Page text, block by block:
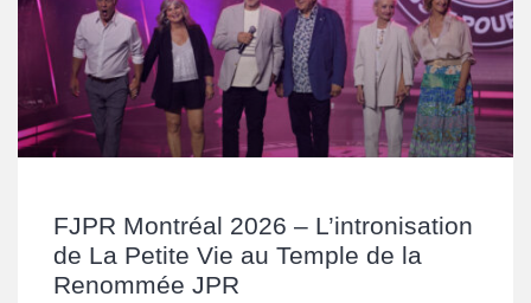
FJPR Montréal 2026 – L’intronisation
de La Petite Vie au Temple de la
Renommée JPR